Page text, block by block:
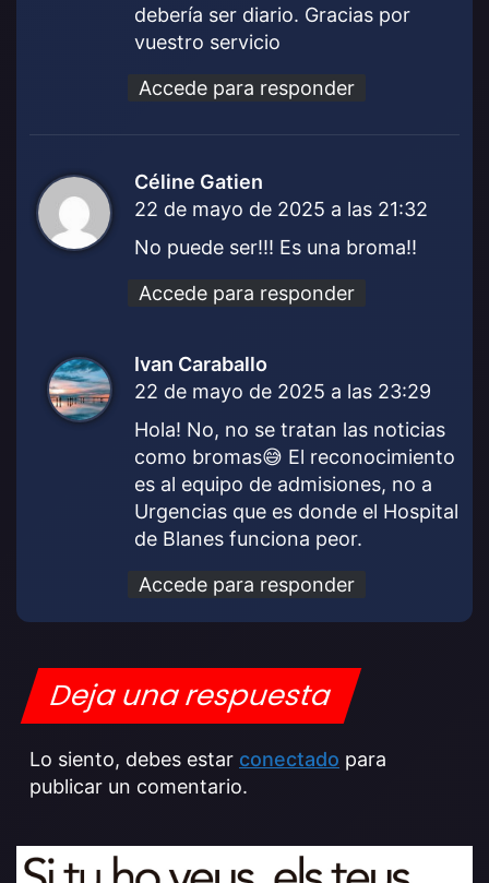
debería ser diario. Gracias por
vuestro servicio
Accede para responder
Céline Gatien
i
c
:
22 de mayo de 2025 a las 21:32
No puede ser!!! Es una broma!!
Accede para responder
Ivan Caraballo
i
e
:
22 de mayo de 2025 a las 23:29
Hola! No, no se tratan las noticias
como bromas😅 El reconocimiento
es al equipo de admisiones, no a
Urgencias que es donde el Hospital
de Blanes funciona peor.
Accede para responder
Deja una respuesta
Lo siento, debes estar conectado para
publicar un comentario.